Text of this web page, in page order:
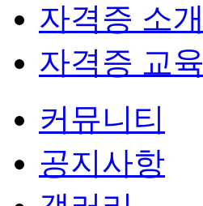
자격증 소개
자격증 교
커뮤니티
공지사항